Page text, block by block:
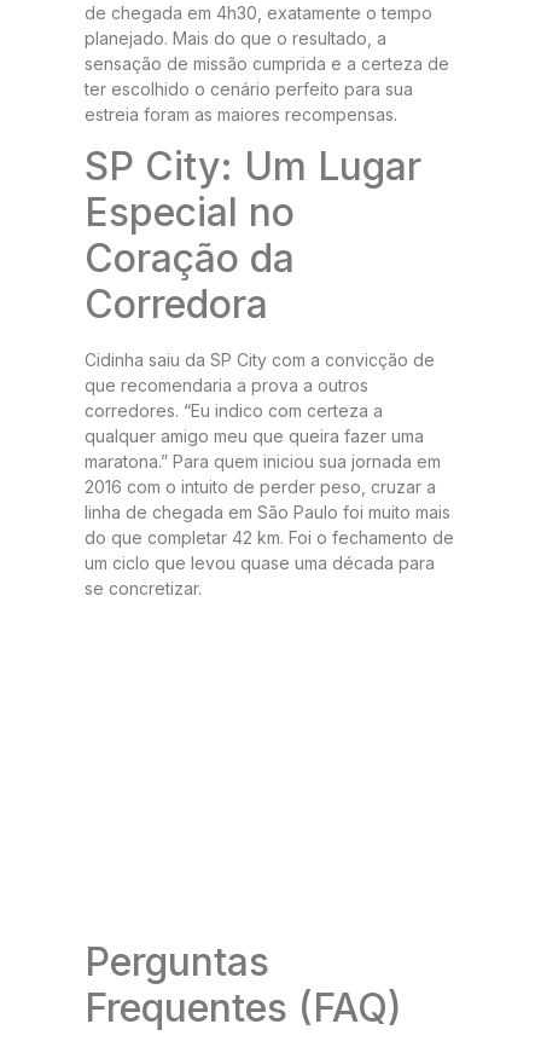
de chegada em 4h30, exatamente o tempo
planejado. Mais do que o resultado, a
sensação de missão cumprida e a certeza de
ter escolhido o cenário perfeito para sua
estreia foram as maiores recompensas.
SP City: Um Lugar
Especial no
Coração da
Corredora
Cidinha saiu da SP City com a convicção de
que recomendaria a prova a outros
corredores. “Eu indico com certeza a
qualquer amigo meu que queira fazer uma
maratona.” Para quem iniciou sua jornada em
2016 com o intuito de perder peso, cruzar a
linha de chegada em São Paulo foi muito mais
do que completar 42 km. Foi o fechamento de
um ciclo que levou quase uma década para
se concretizar.
Perguntas
Frequentes (FAQ)